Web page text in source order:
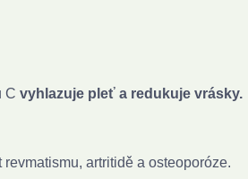
C vyhlazuje pleť a redukuje vrásky.
artritidě a osteoporóze.